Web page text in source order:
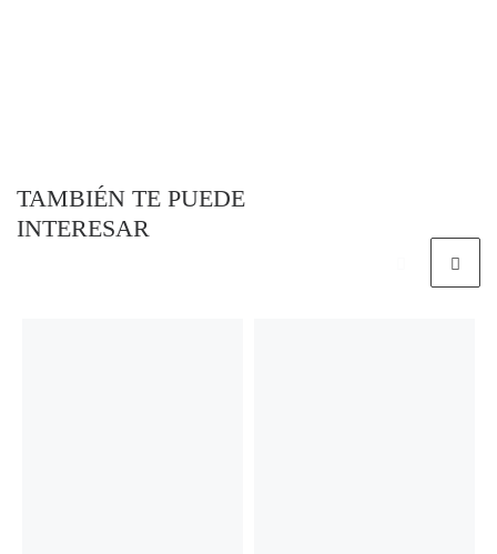
TAMBIÉN TE PUEDE
INTERESAR